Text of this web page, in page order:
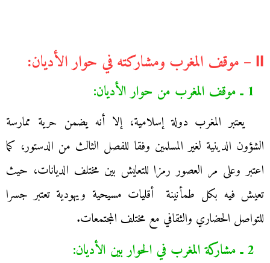
ІІ – موقف المغرب ومشاركته في حوار الأديان:
1 ـ موقف المغرب من حوار الأديان:
يعتبر المغرب دولة إسلامية، إلا أنه يضمن حرية ممارسة
الشؤون الدينية لغير المسلمين وفقا للفصل الثالث من الدستور، كما
اعتبر وعلى مر العصور رمزا للتعايش بين مختلف الديانات، حيث
تعيش فيه بكل طمأنينة أقليات مسيحية ويهودية تعتبر جسرا
للتواصل الحضاري والثقافي مع مختلف المجتمعات.
2 ـ مشاركة المغرب في الحوار بين الأديان: